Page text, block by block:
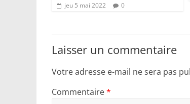
jeu 5 mai 2022 0
Laisser un commentaire
Votre adresse e-mail ne sera pas
Commentaire*